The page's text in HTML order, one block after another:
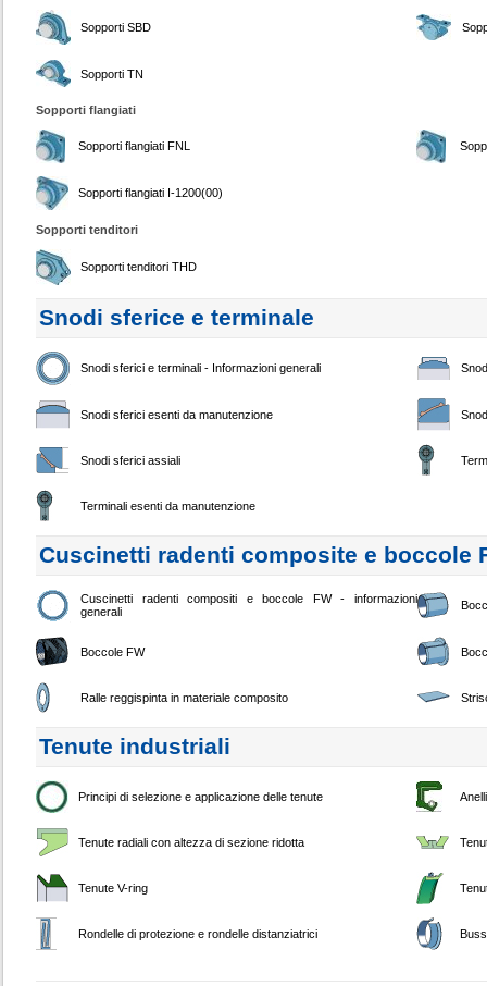
Sopporti SBD
Sopporti TN
Sopporti flangiati
Sopporti flangiati FNL
Sopporti flangiati I-1200(00)
Sopporti tenditori
Sopporti tenditori THD
Snodi sferice e terminale
Snodi sferici e terminali - Informazioni generali
Snodi sferici esenti da manutenzione
Snodi sferici assiali
Terminali esenti da manutenzione
Cuscinetti radenti composite e boccole
Cuscinetti radenti compositi e boccole FW - informazioni
generali
Boccole FW
Ralle reggispinta in materiale composito
Tenute industriali
Principi di selezione e applicazione delle tenute
Tenute radiali con altezza di sezione ridotta
Tenute V-ring
Rondelle di protezione e rondelle distanziatrici